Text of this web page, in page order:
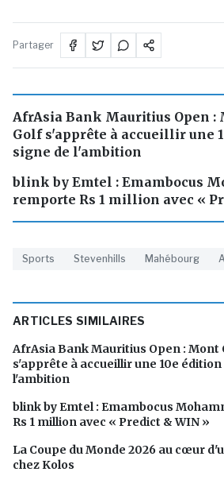
Partager
AfrAsia Bank Mauritius Open :
Golf s'apprête à accueillir une
signe de l'ambition
blink by Emtel : Emambocus
remporte Rs 1 million avec «
Sports Stevenhills Mahébourg
ARTICLES SIMILAIRES
AfrAsia Bank Mauritius Open : Mont
s'apprête à accueillir une 10e édition
l'ambition
blink by Emtel : Emambocus
Rs 1 million avec « Predict & WIN »
La Coupe du Monde 2026 au cœur
chez Kolos